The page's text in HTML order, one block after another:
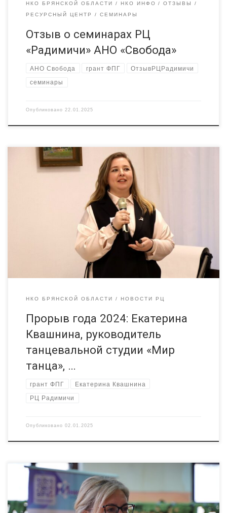
НКО БРЯНСКОЙ ОБЛАСТИ НКО ИНФО
ОТЗЫВЫ
РЕСУРСНЫЙ ЦЕНТР
СЕМИНАРЫ
Отзыв о семинарах РЦ
«Радимичи» АНО «Свобода»
АНО Свобода грант ФПГ ОтзывРЦРадимичи
семинары
Опубликовано 22.01.2025
Наша деятельность в рамках грантового проекта ФПГ по
развитию устойчивого сообщества НКО-сектора на Брянщине
приносит ощутимые результаты. Сегодня мы хотим
поделиться с вами историей Екатерины Квашниной, которую
можно назвать не иначе, как прорывом 2024г. Откровения,
которые дало Екатерине сотрудничество с РЦ «Радимичи»,
иначе как прорывом и не назовешь. Далее от […]
НКО БРЯНСКОЙ ОБЛАСТИ НОВОСТИ РЦ
Прорыв года 2024: Екатерина
Квашнина, руководитель
танцевальной студии «Мир
танца», …
грант ФПГ Екатерина Квашнина
РЦ Радимичи
Опубликовано 02.01.2025
30 октября 2024 года состоялась встреча брянских и
калужских некоммерческих организаций в формате
#Доброзавтрак Мероприятие прошло в автономной